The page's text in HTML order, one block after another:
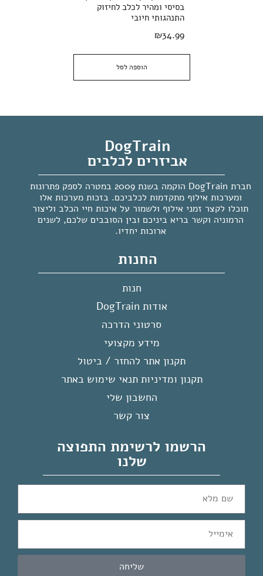
הוספה לסל
בסיסי ומהיר לכלב לחיזוק
התנהגותי חיובי
₪34.99
DogTrain
אביזרים לכלבים
חברת DogTrain הוקמה בשנת 2009 במטרה לספק פתרונות
ומערכות אילוף מתקדמות לכלביכם. בזכות מערכות אלו
תוכלו לקצר זמני אילוף ולשמור על איכות חיי הכלב וליצור
הרמוניה וקשר בריא ביניכם ובין הסובבים שלכם, לשנים
ארוכות יחדיו.
החנות
חנות
אודות DogTrain
סרטוני הדרכה
מידע מקצועי
תקנון אתר להחזר / ביטול
תקנון ומדיניות תנאי שימוש באתר
החשבון שלי
צור קשר
הרשמו לרשימת התפוצה
שלנו
שליחה